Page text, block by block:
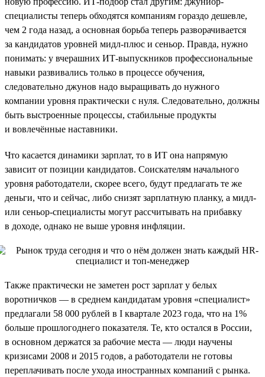
специалисты теперь обходятся компаниям гораздо дешевле,
чем 2 года назад, а основная борьба теперь разворачивается
за кандидатов уровней мидл-плюс и сеньор. Правда, нужно
понимать: у вчерашних ИТ-выпускников профессиональные
навыки развивались только в процессе обучения,
следовательно джунов надо выращивать до нужного
компании уровня практически с нуля. Следовательно, должны
быть выстроенные процессы, стабильные продукты
и вовлечённые наставники.
Что касается динамики зарплат, то в ИТ она напрямую
зависит от позиции кандидатов. Соискателям начального
уровня работодатели, скорее всего, будут предлагать те же
деньги, что и сейчас, либо снизят зарплатную планку, а мидл-
или сеньор-специалисты могут рассчитывать на прибавку
в доходе, однако не выше уровня инфляции.
Также практически не заметен рост зарплат у белых
воротничков — в среднем кандидатам уровня «специалист»
предлагали 58 000 рублей в I квартале 2023 года, что на 1%
больше прошлогоднего показателя. Те, кто остался в России,
в основном держатся за рабочие места — люди научены
кризисами 2008 и 2015 годов, а работодатели не готовы
переплачивать после ухода иностранных компаний с рынка.